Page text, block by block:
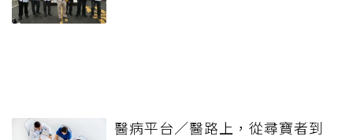
醫病平台／醫路上，從尋寶者到